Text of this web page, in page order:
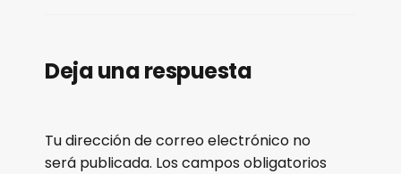
Deja una respuesta
Tu dirección de correo electrónico no
será publicada. Los campos obligatorios